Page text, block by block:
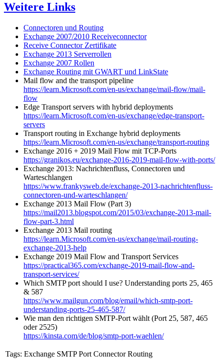
Weitere Links
Connectoren und Routing
Exchange 2007/2010 Receiveconnector
Receive Connector Zertifikate
Exchange 2013 Serverrollen
Exchange 2007 Rollen
Exchange Routing mit GWART und LinkState
Mail flow and the transport pipeline
https://learn.Microsoft.com/en-us/exchange/mail-flow/mail-
flow
Edge Transport servers with hybrid deployments
https://learn.Microsoft.com/en-us/exchange/edge-transport-
servers
Transport routing in Exchange hybrid deployments
https://learn.Microsoft.com/en-us/exchange/transport-routing
Exchange 2016 + 2019 Mail Flow mit TCP-Ports
https://granikos.eu/exchange-2016-2019-mail-flow-with-ports/
Exchange 2013: Nachrichtenfluss, Connectoren und
Warteschlangen
https://www.frankysweb.de/exchange-2013-nachrichtenfluss-
connectoren-und-warteschlangen/
Exchange 2013 Mail Flow (Part 3)
https://mail2013.blogspot.com/2015/03/exchange-2013-mail-
flow-part-3.html
Exchange 2013 Mail routing
https://learn.Microsoft.com/en-us/exchange/mail-routing-
exchange-2013-help
Exchange 2019 Mail Flow and Transport Services
https://practical365.com/exchange-2019-mail-flow-and-
transport-services/
Which SMTP port should I use? Understanding ports 25, 465
& 587
https://www.mailgun.com/blog/email/which-smtp-port-
understanding-ports-25-465-587/
Wie man den richtigen SMTP-Port wählt (Port 25, 587, 465
oder 2525)
https://kinsta.com/de/blog/smtp-port-waehlen/
Tags: Exchange SMTP Port Connector Routing